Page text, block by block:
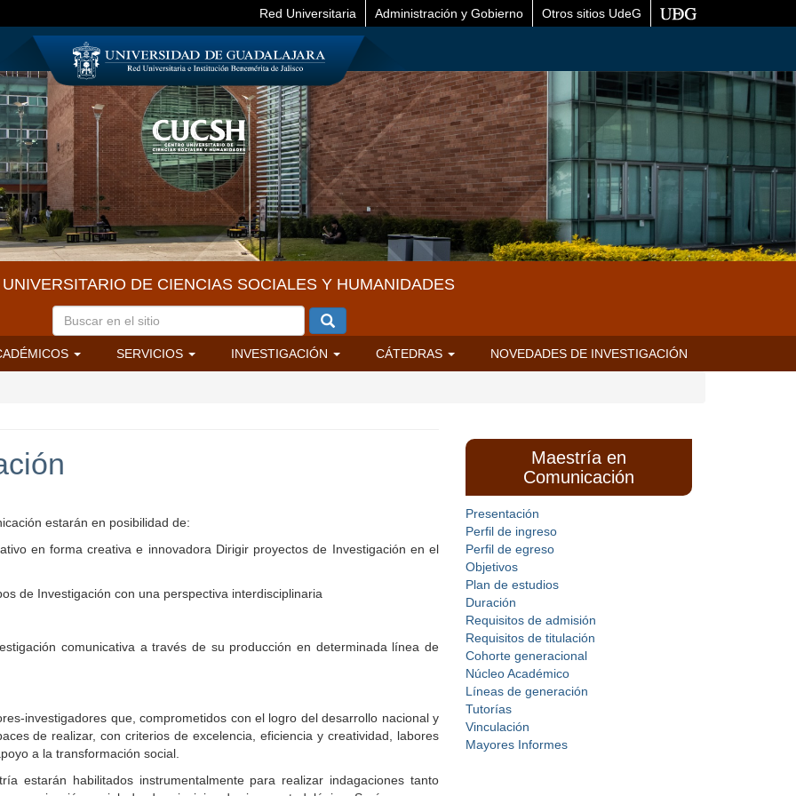
Red Universitaria Administración y Gobierno Otros sitios UdeG
DE CIENCIAS SOCIALES Y HUMANIDADES
SERVICIOS INVESTIGACIÓN CÁTEDRAS NOVEDADES DE INVESTIGACIÓN
estarán en posibilidad de:
en forma creativa e innovadora Dirigir proyectos de Investigación en el
de Investigación con una perspectiva interdisciplinaria
comunicativa a través de su producción en determinada línea de
investigadores que, comprometidos con el logro del desarrollo nacional y
de realizar, con criterios de excelencia, eficiencia y creatividad, labores
a la transformación social.
estarán habilitados instrumentalmente para realizar indagaciones tanto
Maestría en
Comunicación
Presentación
Perfil de ingreso
Perfil de egreso
Objetivos
Plan de estudios
Duración
Requisitos de admisión
Requisitos de titulación
Cohorte generacional
Núcleo Académico
Líneas de generación
Tutorías
Vinculación
Mayores Informes